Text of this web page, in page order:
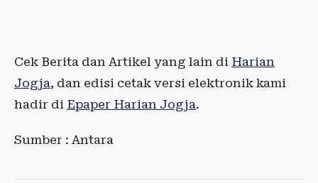
Cek Berita dan Artikel yang lain di Harian
Jogja, dan edisi cetak versi elektronik kami
hadir di Epaper Harian Jogja.
Sumber : Antara